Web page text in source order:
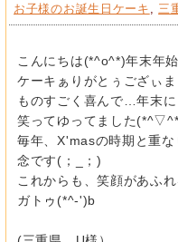
お子様のお誕生日ケーキ 三
こんにちは(*^o^*)年末年
ケーキぁりがとぅござぃま
ものすごく喜んで…年末
笑ってゆってました
毎年、X'masの時期と重
念です(；_；)
これからも、笑顔があふ
ガトゥ(*^-')b